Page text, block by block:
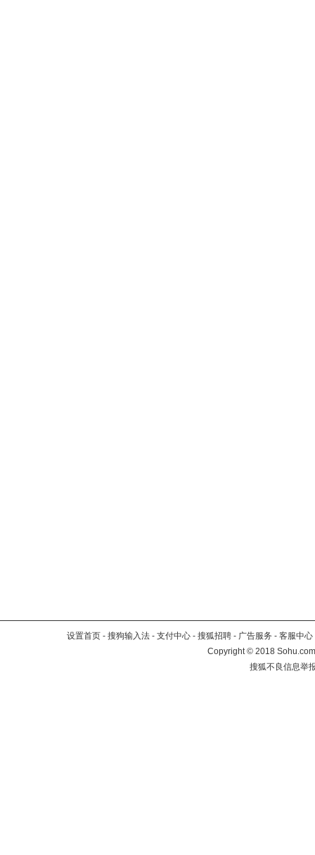
设置首页 - 搜狗输入法 - 支付中心 - 搜狐招聘 - 广告服务 - 客服中心
Copyright©2018
搜狐不良信息举